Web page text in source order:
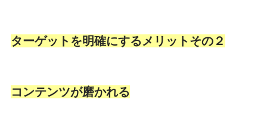
ターゲットを明確にする メリットその２
コンテンツが磨かれる